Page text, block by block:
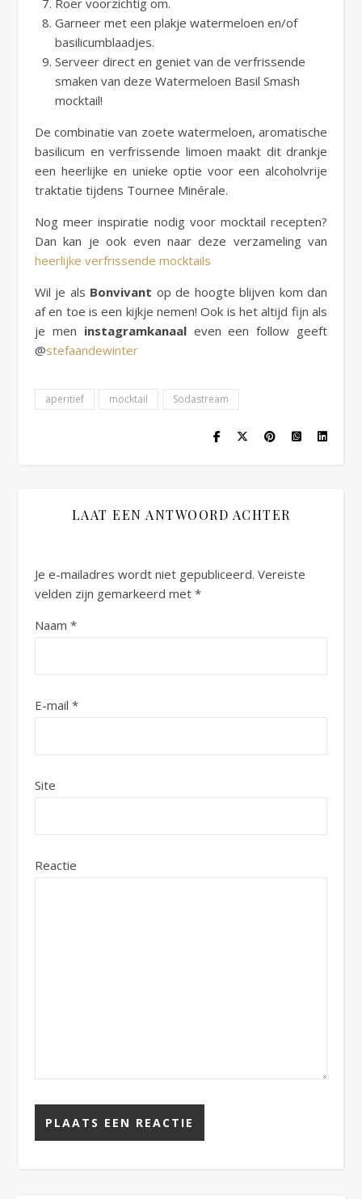
Garneer met een plakje watermeloen en/of
basilicumblaadjes.
Serveer direct en geniet van de verfrissende
smaken van deze Watermeloen Basil Smash
mocktail!
De combinatie van zoete watermeloen, aromatische
basilicum en verfrissende limoen maakt dit drankje
een heerlijke en unieke optie voor een alcoholvrije
traktatie tijdens Tournee Minérale.
Nog meer inspiratie nodig voor mocktail recepten?
Dan kan je ook even naar deze verzameling van
heerlijke verfrissende mocktails
Wil je als Bonvivant op de hoogte blijven kom dan
af en toe is een kijkje nemen! Ook is het altijd fijn als
je men instagramkanaaleven een follow geeft
@stefaandewinter
aperitief mocktail Sodastream
LAAT EEN ANTWOORD ACHTER
Je e-mailadres wordt niet gepubliceerd. Vereiste
velden zijn gemarkeerd met *
Naam *
E-mail *
Site
Reactie